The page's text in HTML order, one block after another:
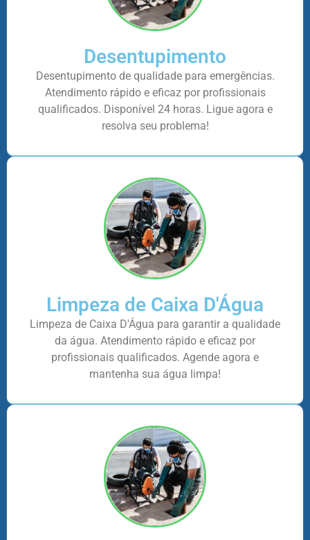
Desentupimento
Desentupimento de qualidade para emergências.
Atendimento rápido e eficaz por profissionais
qualificados. Disponível 24 horas. Ligue agora e
resolva seu problema!
Limpeza de Caixa D'Água
Limpeza de Caixa D'Água para garantir a qualidade
da água. Atendimento rápido e eficaz por
profissionais qualificados. Agende agora e
mantenha sua água limpa!